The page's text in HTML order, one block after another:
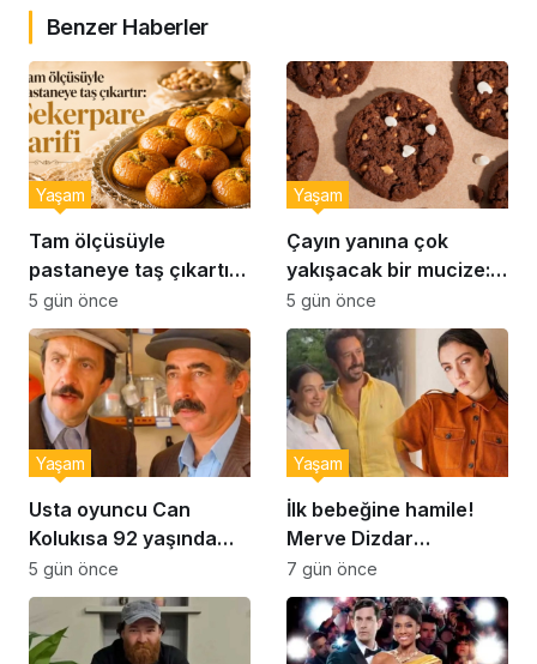
Benzer Haberler
Tam ölçüsüyle
pastaneye taş çıkartır:
Şekerpare tarifi
Yaşam
5 gün önce
Çayın yanına çok
yakışacak bir mucize:
Brownie tadında ıslak
kurabiye tarifi…
Yaşam
5 gün önce
Usta oyuncu Can
Kolukısa 92 yaşında
hayatını kaybetti
Yaşam
5 gün önce
İlk bebeğine hamile!
Merve Dizdar
sessizliğini bozdu: ‘İsim
bulmak çok zor’
Yaşam
7 gün önce